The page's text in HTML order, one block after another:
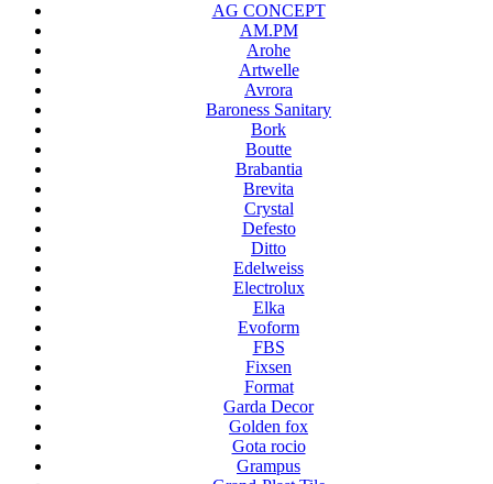
AG CONCEPT
AM.PM
Arohe
Artwelle
Avrora
Baroness Sanitary
Bork
Boutte
Brabantia
Brevita
Crystal
Defesto
Ditto
Edelweiss
Electrolux
Elka
Evoform
FBS
Fixsen
Format
Garda Decor
Golden fox
Gota rocio
Grampus